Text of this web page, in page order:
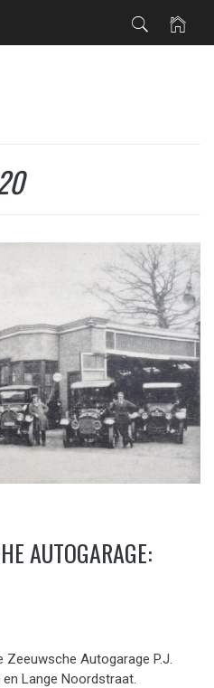
AUTOGARAGE:
Autogarage P.J.
Lange Noordstraat.